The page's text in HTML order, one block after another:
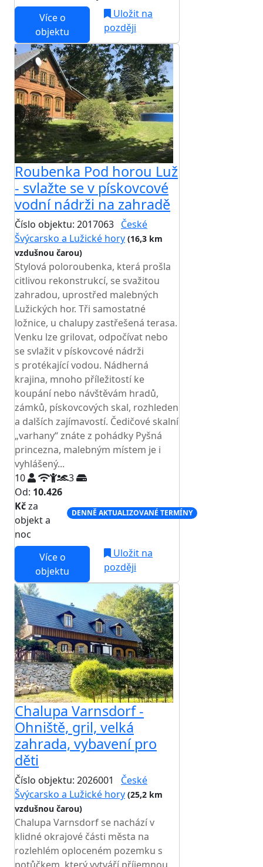
Více o
objektu
Uložit na
později
Roubenka Pod horou Luž
- svlažte se v pískovcové
vodní nádrži na zahradě
Číslo objektu: 2017063 České
Švýcarsko a Lužické hory (16,3 km
vzdušnou čarou)
Stylová poloroubenka, která prošla
citlivou rekonstrukcí, se svažitou
zahradou, uprostřed malebných
Lužických hor. Tři samostatné
ložnice, u chalupy zastřešená terasa.
Venku lze grilovat, odpočívat nebo
se svlažit v pískovcové nádrži
s protékající vodou. Nádherná
krajina, mnoho příležitostí ke
koupání nebo návštěvám hradů,
zámků, pískovcových skal, rozhleden
a dalších zajímavostí. Čedičové skalní
„varhany“ znáte z pohádky Pyšná
princezna, malebným místem je i
vyhlášený...
10
3
Od: 10.426
Kčza
objekt a
noc
DENNĚ AKTUALIZOVANÉ TERMÍNY
Více o
objektu
Uložit na
později
Chalupa Varnsdorf -
Ohniště, gril, velká
zahrada, vybavení pro
děti
Číslo objektu: 2026001
České
Švýcarsko a Lužické hory (25,2 km
vzdušnou čarou)
Chalupa Varnsdorf se nachází v
klidné okrajové části města na
rozlehlém oploceném pozemku s